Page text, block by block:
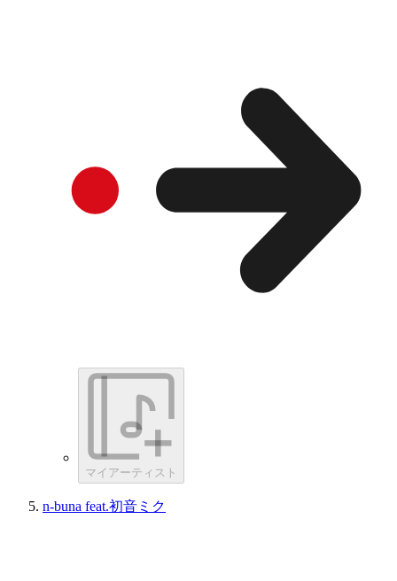
マイアーティスト
n-buna feat.初音ミク